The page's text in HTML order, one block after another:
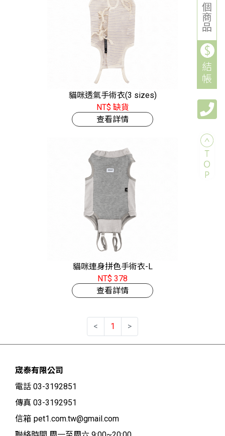
個
商
品
結
帳
貓咪透氣手術衣(3 sizes)
NT$ 缺貨
查看詳情
貓咪連身拼色手術衣-L
NT$ 378
查看詳情
< 1 >
宬泰有限公司
電話 03-3192851
傳真 03-3192951
信箱 pet1.com.tw@gmail.com